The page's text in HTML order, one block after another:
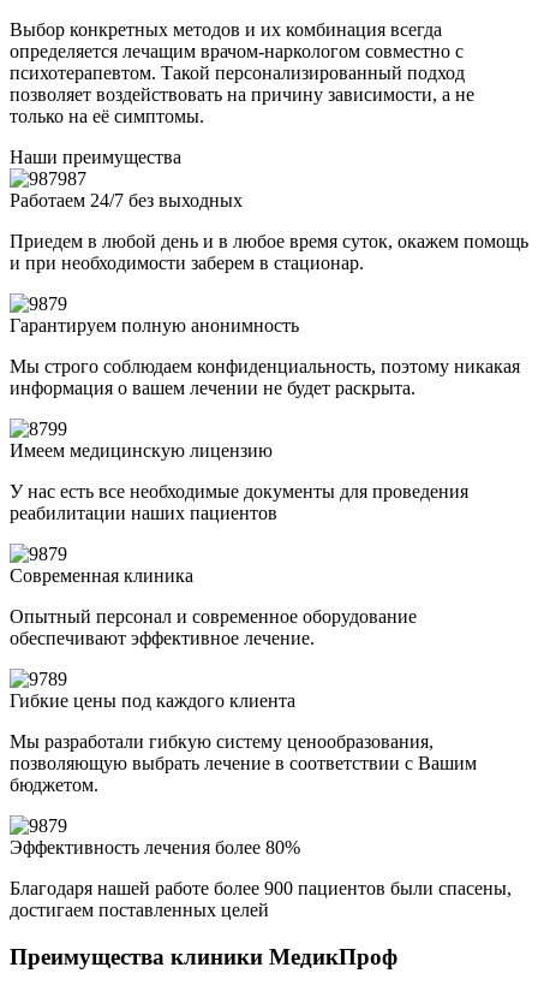
Выбор конкретных методов и их комбинация всегда
определяется лечащим врачом-наркологом совместно с
психотерапевтом. Такой персонализированный подход
позволяет воздействовать на причину зависимости, а не
только на её симптомы.
Наши преимущества
Работаем 24/7 без выходных
Приедем в любой день и в любое время суток, окажем помощь
и при необходимости заберем в стационар.
Гарантируем полную анонимность
Мы строго соблюдаем конфиденциальность, поэтому никакая
информация о вашем лечении не будет раскрыта.
Имеем медицинскую лицензию
У нас есть все необходимые документы для проведения
реабилитации наших пациентов
Современная клиника
Опытный персонал и современное оборудование
обеспечивают эффективное лечение.
Гибкие цены под каждого клиента
Мы разработали гибкую систему ценообразования,
позволяющую выбрать лечение в соответствии с Вашим
бюджетом.
Эффективность лечения более 80%
Благодаря нашей работе более 900 пациентов были спасены,
достигаем поставленных целей
Преимущества клиники МедикПроф